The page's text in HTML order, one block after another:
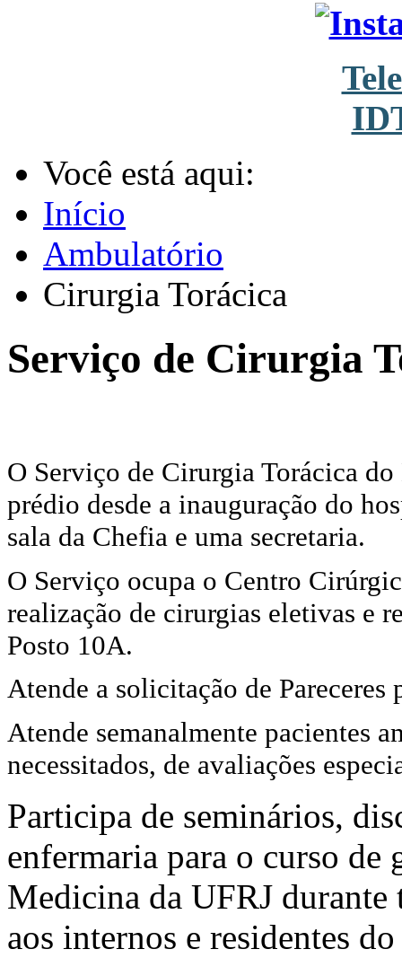
Você está aqui:
Início
Ambulatório
Cirurgia Torácica
Serviço de Cirurgia
O Serviço de Cirurgia Torácica
prédio desde a inauguração do
sala da Chefia e uma secretaria.
O Serviço ocupa o Centro
realização de cirurgias eletivas e
Posto 10A.
Atende a solicitação de
Atende semanalmente pacientes
necessitados, de avaliações
Participa de seminários,
enfermaria para o curso de
Medicina da UFRJ
aos internos e residentes